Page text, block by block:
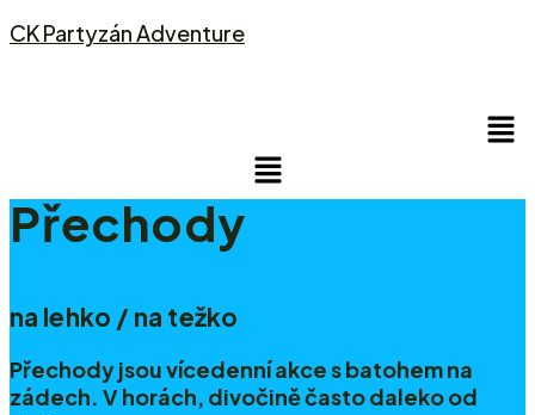
CK Partyzán Adventure
Menu
Přechody
na lehko / na težko
Přechody jsou vícedenní akce s batohem na
zádech. V horách, divočině často daleko od